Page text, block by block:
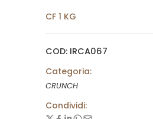
CF 1 KG
COD: IRCA067
Categoria:
CRUNCH
Condividi: